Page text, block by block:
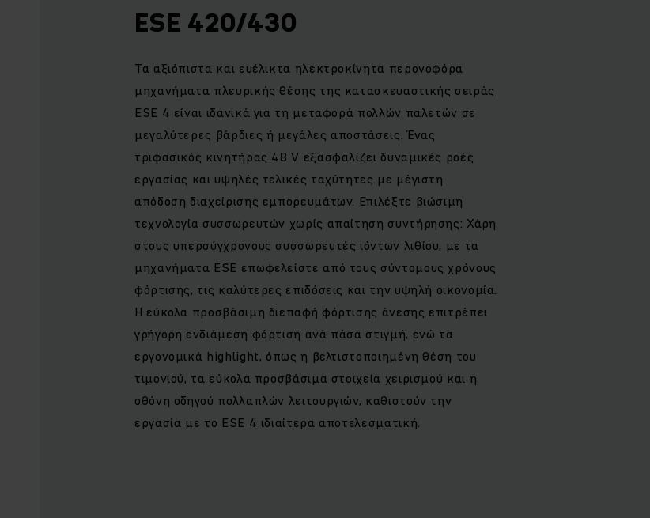
ESE 420/430
Τα αξιόπιστα και ευέλικτα ηλεκτροκίνητα περονοφόρα
μηχανήματα πλευρικής θέσης της κατασκευαστικής σειράς
ESE 4 είναι ιδανικά για τη μεταφορά πολλών παλετών σε
μεγαλύτερες βάρδιες ή μεγάλες αποστάσεις. Ένας
τριφασικός κινητήρας 48 V εξασφαλίζει δυναμικές ροές
εργασίας και υψηλές τελικές ταχύτητες με μέγιστη
απόδοση διαχείρισης εμπορευμάτων. Επιλέξτε βιώσιμη
τεχνολογία συσσωρευτών χωρίς απαίτηση συντήρησης: Χάρη
στους υπερσύγχρονους συσσωρευτές ιόντων λιθίου, με τα
μηχανήματα ESE επωφελείστε από τους σύντομους χρόνους
φόρτισης, τις καλύτερες επιδόσεις και την υψηλή οικονομία.
Η εύκολα προσβάσιμη διεπαφή φόρτισης άνεσης επιτρέπει
γρήγορη ενδιάμεση φόρτιση ανά πάσα στιγμή, ενώ τα
εργονομικά highlight, όπως η βελτιστοποιημένη θέση του
τιμονιού, τα εύκολα προσβάσιμα στοιχεία χειρισμού και η
οθόνη οδηγού πολλαπλών λειτουργιών, καθιστούν την
εργασία με το ESE 4 ιδιαίτερα αποτελεσματική.